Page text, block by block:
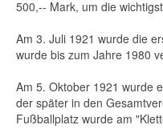
500,-- Mark, um die
Am 3. Juli 1921 wurde die
wurde bis zum Jahre 1980
Am 5. Oktober 1921 wurde
der später in den
Fußballplatz wurde am